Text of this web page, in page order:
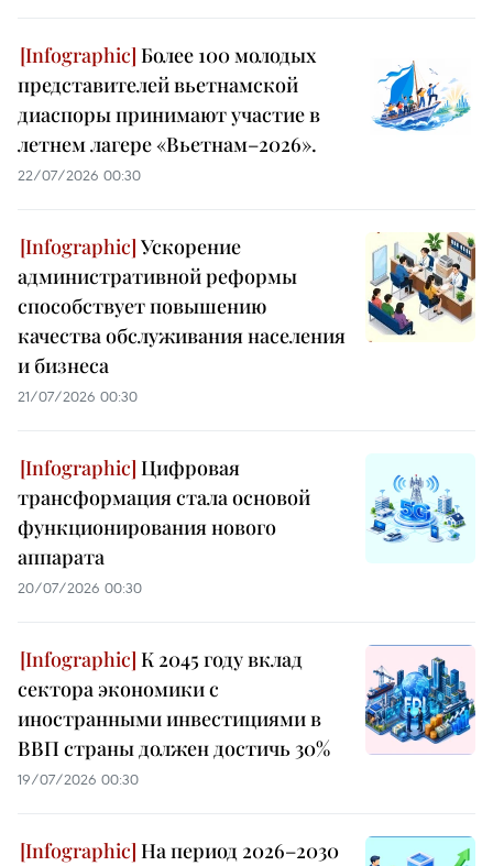
Более 100 молодых
представителей вьетнамской
диаспоры принимают участие в
летнем лагере «Вьетнам–2026».
22/07/2026 00:30
Ускорение
административной реформы
способствует повышению
качества обслуживания населения
и бизнеса
21/07/2026 00:30
Цифровая
трансформация стала основой
функционирования нового
аппарата
20/07/2026 00:30
К 2045 году вклад
сектора экономики с
иностранными инвестициями в
ВВП страны должен достичь 30%
19/07/2026 00:30
На период 2026–2030